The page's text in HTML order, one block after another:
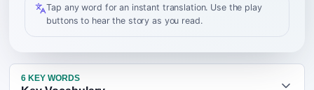
Tap any word for an instant translation. Use the play
buttons to hear the story as you read.
6 KEY WORDS